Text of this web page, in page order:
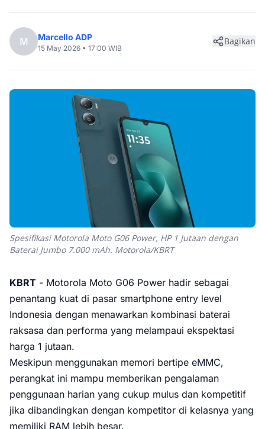
M Marcello ADP
15 May 2026 • 17:00 WIB
Bagikan
Spesifikasi Motorola Moto G06 Power, HP 1 Jutaan dengan
Baterai Jumbo 7.000 mAh. Motorola/KBRT
KBRT - Motorola Moto G06 Power hadir sebagai
penantang kuat di pasar smartphone entry level
Indonesia dengan menawarkan kombinasi baterai
raksasa dan performa yang melampaui ekspektasi
harga 1 jutaan.
Meskipun menggunakan memori bertipe eMMC,
perangkat ini mampu memberikan pengalaman
penggunaan harian yang cukup mulus dan kompetitif
jika dibandingkan dengan kompetitor di kelasnya yang
memiliki RAM lebih besar.